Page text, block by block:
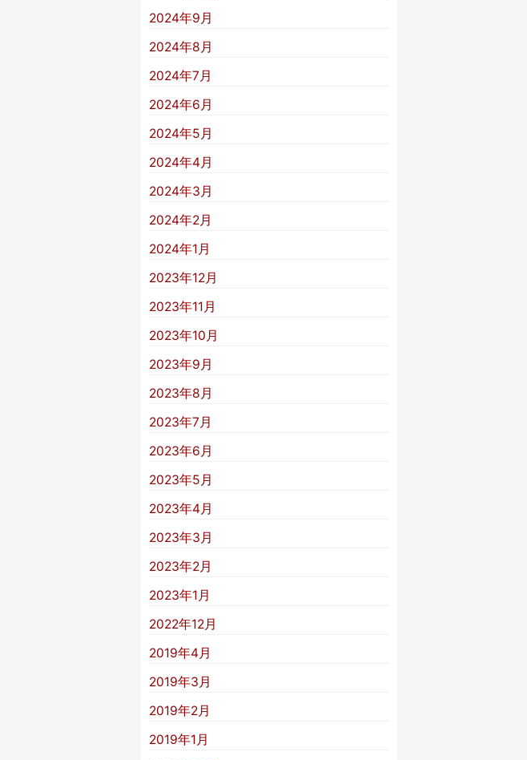
2024年9月
2024年8月
2024年7月
2024年6月
2024年5月
2024年4月
2024年3月
2024年2月
2024年1月
2023年12月
2023年11月
2023年10月
2023年9月
2023年8月
2023年7月
2023年6月
2023年5月
2023年4月
2023年3月
2023年2月
2023年1月
2022年12月
2019年4月
2019年3月
2019年2月
2019年1月